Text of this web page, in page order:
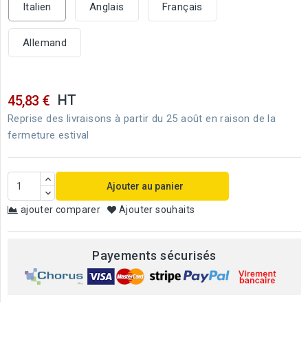
Italien Anglais Français
Allemand
45,83 € HT
Reprise des livraisons à partir du 25 août en raison de la
fermeture estival
Ajouter au panier
ajouter comparer Ajouter souhaits
Payements sécurisés